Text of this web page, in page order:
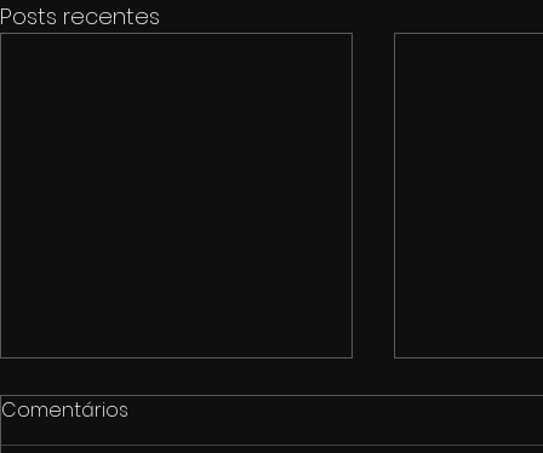
Posts recentes
Comentários